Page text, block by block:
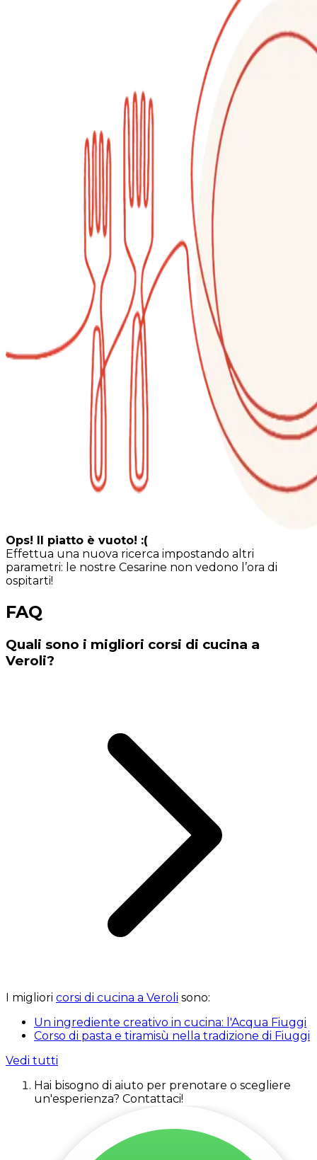
Ops! Il piatto è vuoto! :(
Effettua una nuova ricerca impostando altri
parametri: le nostre Cesarine non vedono l’ora di
ospitarti!
FAQ
Quali sono i migliori corsi di cucina a
Veroli?
I migliori corsi di cucina a Veroli sono:
Un ingrediente creativo in cucina: l'Acqua Fiuggi
Corso di pasta e tiramisù nella tradizione di Fiuggi
Vedi tutti
Hai bisogno di aiuto per prenotare o scegliere
un'esperienza? Contattaci!